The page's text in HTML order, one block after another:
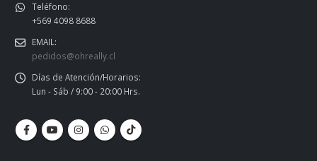
Teléfono:
+569 4098 8688
EMAIL:
pedidos@ohreally.cl
Días de Atención/Horarios:
Lun - Sáb / 9:00 - 20:00 Hrs.